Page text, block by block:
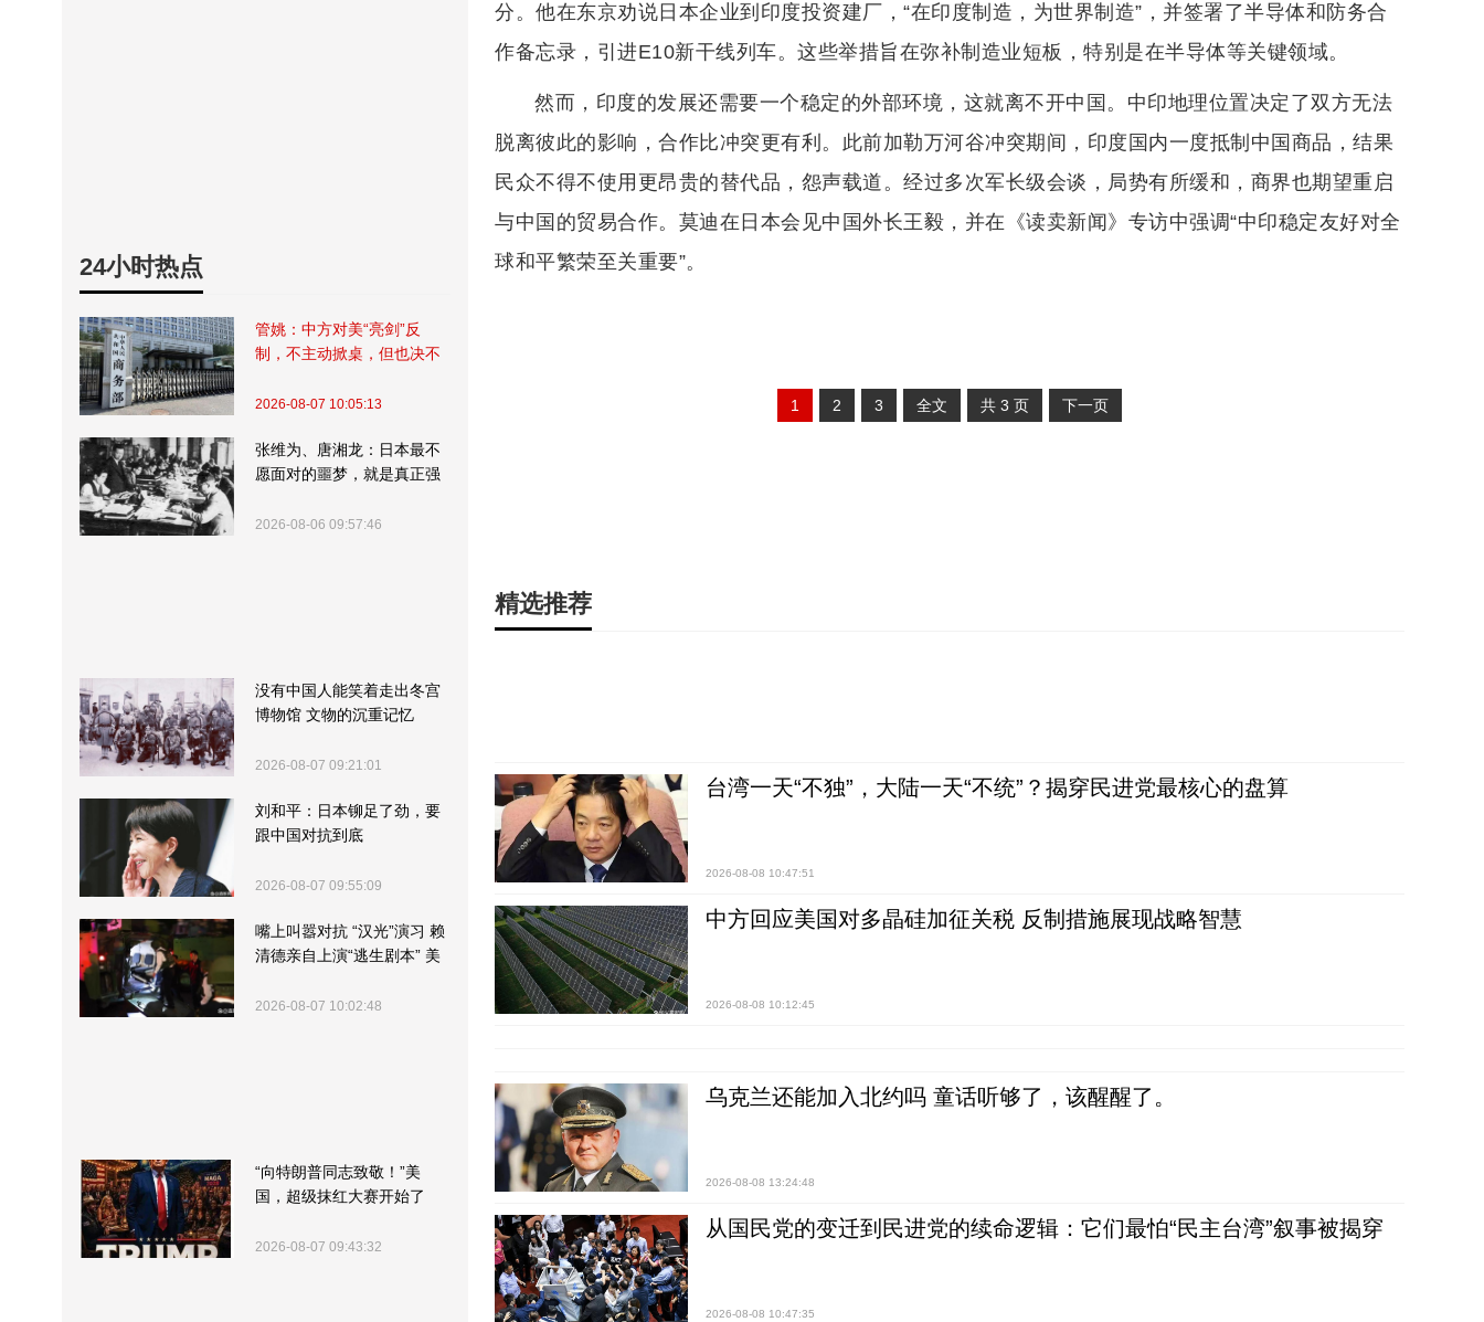
24小时热点
管姚：中方对美“亮剑”反
制，不主动掀桌，但也决不
2026-08-07 10:05:13
张维为、唐湘龙：日本最不
愿面对的噩梦，就是真正强
2026-08-06 09:57:46
没有中国人能笑着走出冬宫
博物馆 文物的沉重记忆
2026-08-07 09:21:01
刘和平：日本铆足了劲，要
跟中国对抗到底
2026-08-07 09:55:09
嘴上叫嚣对抗 “汉光”演习 赖
清德亲自上演“逃生剧本” 美
2026-08-07 10:02:48
“向特朗普同志致敬！”美
国，超级抹红大赛开始了
2026-08-07 09:43:32
分。他在东京劝说日本企业到印度投资建厂，“在印度制造，为世界制造”，并签署了半导体和防务合
作备忘录，引进E10新干线列车。这些举措旨在弥补制造业短板，特别是在半导体等关键领域。
然而，印度的发展还需要一个稳定的外部环境，这就离不开中国。中印地理位置决定了双方无法
脱离彼此的影响，合作比冲突更有利。此前加勒万河谷冲突期间，印度国内一度抵制中国商品，结果
民众不得不使用更昂贵的替代品，怨声载道。经过多次军长级会谈，局势有所缓和，商界也期望重启
与中国的贸易合作。莫迪在日本会见中国外长王毅，并在《读卖新闻》专访中强调“中印稳定友好对全
球和平繁荣至关重要”。
1 2 3 全文 共 3 页 下一页
精选推荐
台湾一天“不独”，大陆一天“不统”？揭穿民进党最核心的盘算
2026-08-08 10:47:51
中方回应美国对多晶硅加征关税 反制措施展现战略智慧
2026-08-08 10:12:45
乌克兰还能加入北约吗 童话听够了，该醒醒了。
2026-08-08 13:24:48
从国民党的变迁到民进党的续命逻辑：它们最怕“民主台湾”叙事被揭穿
2026-08-08 10:47:35